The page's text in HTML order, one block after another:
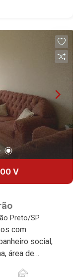
V
Preto/SP
com
social,
área de